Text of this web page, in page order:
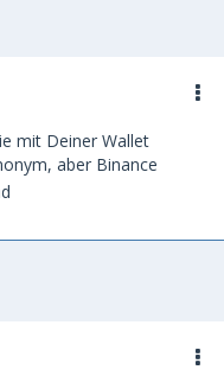
mit Deiner Wallet
aber Binance